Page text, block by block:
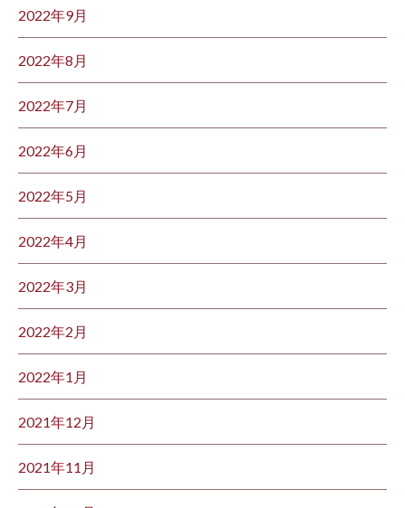
2022年9月
2022年8月
2022年7月
2022年6月
2022年5月
2022年4月
2022年3月
2022年2月
2022年1月
2021年12月
2021年11月